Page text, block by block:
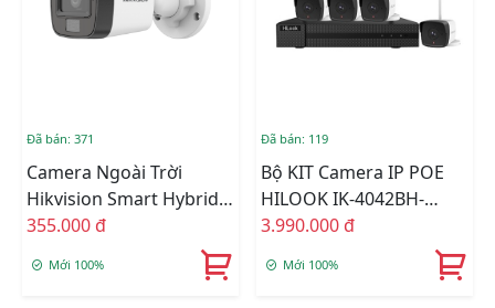
Đã bán: 371
Camera Ngoài Trời
Hikvision Smart Hybrid
Light DS-2CE16D0T-
355.000 đ
Mới 100%
Đã bán: 119
Bộ KIT Camera IP POE
HILOOK IK-4042BH-
MH/P
3.990.000 đ
Mới 100%